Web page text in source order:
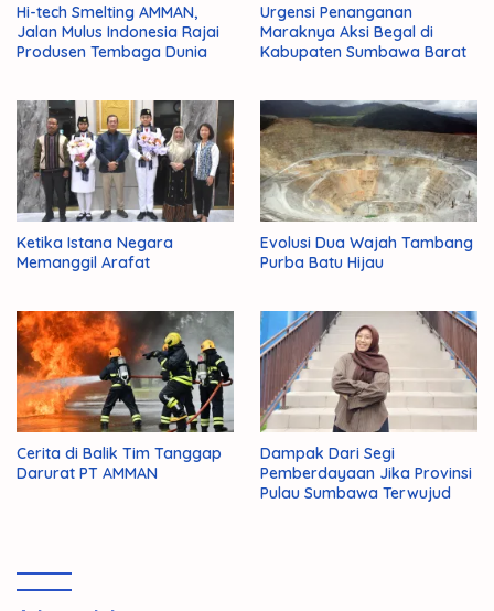
Hi-tech Smelting AMMAN,
Jalan Mulus Indonesia Rajai
Produsen Tembaga Dunia
Urgensi Penanganan
Maraknya Aksi Begal di
Kabupaten Sumbawa Barat
Ketika Istana Negara
Memanggil Arafat
Evolusi Dua Wajah Tambang
Purba Batu Hijau
Cerita di Balik Tim Tanggap
Darurat PT AMMAN
Dampak Dari Segi
Pemberdayaan Jika Provinsi
Pulau Sumbawa Terwujud